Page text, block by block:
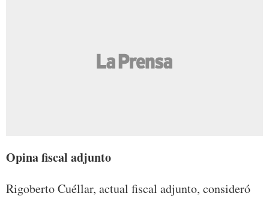
Opina fiscal adjunto
Rigoberto Cuéllar, actual fiscal adjunto, consideró